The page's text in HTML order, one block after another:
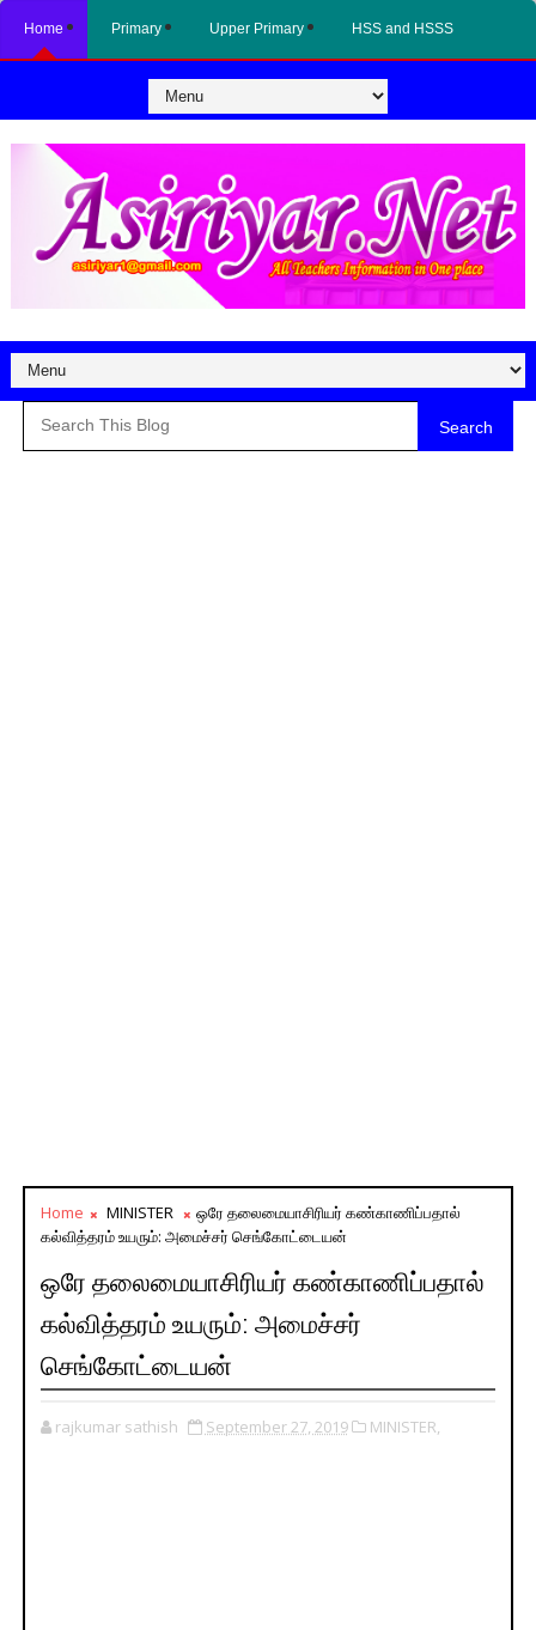
Home Primary Upper Primary HSS and HSSS
Search
Home MINISTER
ஒரே தலைமையாசிரியர் கண்காணிப்பதால்
கல்வித்தரம் உயரும்: அமைச்சர் செங்கோட்டையன்
ஒரே தலைமையாசிரியர் கண்காணிப்பதால்
கல்வித்தரம் உயரும்: அமைச்சர்
செங்கோட்டையன்
rajkumar sathish September 27, 2019 MINISTER,